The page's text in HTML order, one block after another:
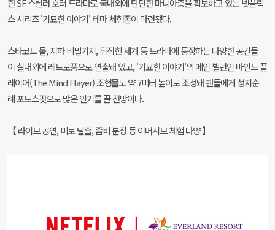
한 SF 스릴러 호러 드라마로 국내외에 탄탄한 마니아층을 확보하고 있는 넷플릭
스 시리즈 '기묘한 이야기' 테마 체험존이 마련됐다.
스타코트 몰, 지하 비밀기지, 뒤집힌 세계 등 드라마에 등장하는 다양한 공간들
이 실내외에 레트로풍으로 연출돼 있고, '기묘한 이야기'의 메인 빌런인 마인드 플
레이어(The Mind Flayer) 조형물도 약 7미터 높이로 조성돼 팬들에게 성지순
례 포토스팟으로 많은 인기를 끌 전망이다.
【 라이브 공연, 미로 탈출, 좀비 분장 등 이머시브 체험 다양 】